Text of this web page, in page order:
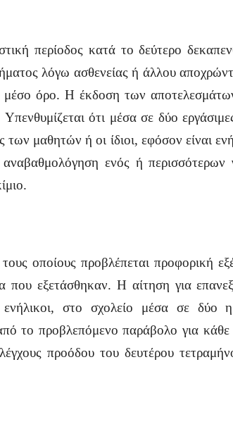
περίοδος κατά το δεύτερο
λόγω ασθενείας ή άλλου
όρο. Η έκδοση των
ότι μέσα σε δύο
μαθητών ή οι ίδιοι, εφόσον είναι
ενός ή
οποίους προβλέπεται προφορική
εξετάσθηκαν. Η αίτηση για
στο σχολείο μέσα σε δύο
το προβλεπόμενο παράβολο για κάθε
προόδου του δευτέρου